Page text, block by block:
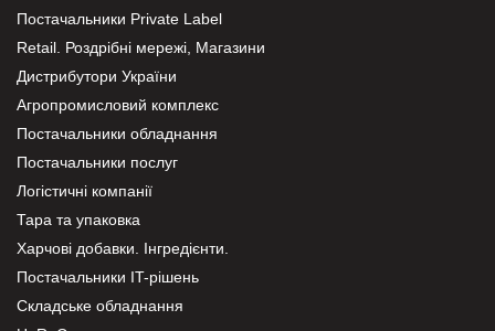
Постачальники Private Label
Retail. Роздрібні мережі, Магазини
Дистрибутори України
Агропромисловий комплекс
Постачальники обладнання
Постачальники послуг
Логістичні компанії
Тара та упаковка
Харчові добавки. Інгредієнти.
Постачальники IT-рішень
Складське обладнання